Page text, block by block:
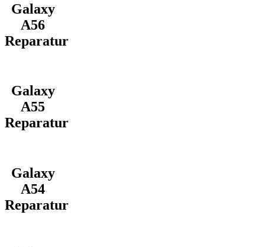
Galaxy
A56
Reparatur
Galaxy
A55
Reparatur
Galaxy
A54
Reparatur